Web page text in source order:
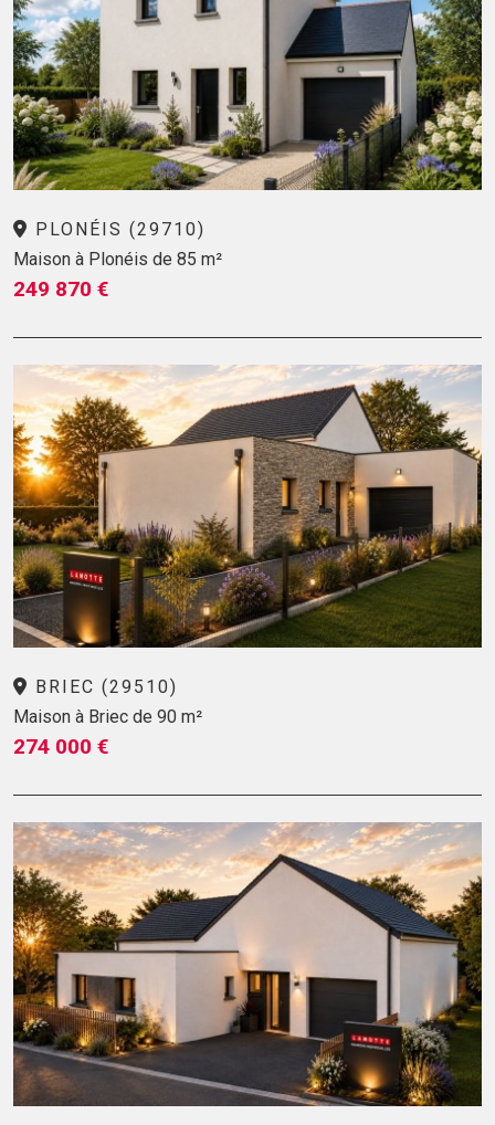
PLONÉIS (29710)
Maison à Plonéis de 85 m²
249 870 €
BRIEC (29510)
Maison à Briec de 90 m²
274 000 €